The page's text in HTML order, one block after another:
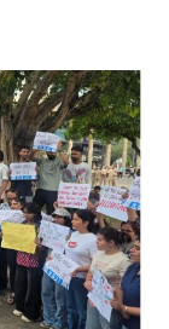
की ओर भारत
मंडपम में होगा
पंजाब में सौर